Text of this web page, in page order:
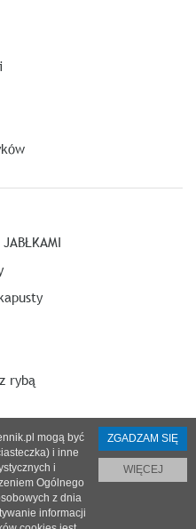
rybą
Prenumerata|
SPES sp. z o.o.
mogą być
i inne
i
Ogólnego
z dnia
informacji
ZGADZAM SIĘ
WIĘCEJ